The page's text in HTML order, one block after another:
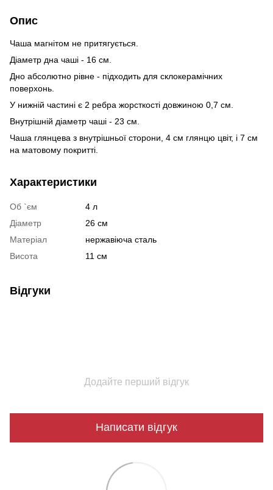
Опис
Чаша магнітом не притягується.
Діаметр дна чаші - 16 см.
Дно абсолютно рівне - підходить для склокерамічних
поверхонь.
У нижній частині є 2 ребра жорсткості довжиною 0,7 см.
Внутрішній діаметр чаші - 23 см.
Чаша глянцева з внутрішньої сторони, 4 см глянцю цвіт, і 7 см
на матовому покритті.
Характеристики
Об `єм
4 л
Діаметр
26 см
Матеріал
нержавіюча сталь
Висота
11 см
Відгуки
Додайте перший відгук
Написати відгук